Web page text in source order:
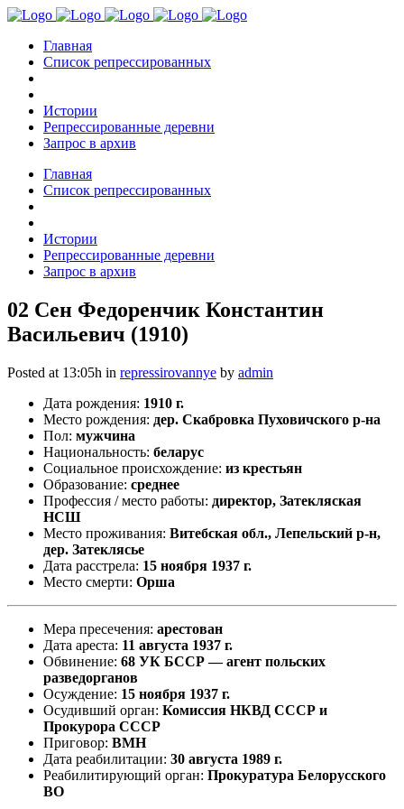
Главная
Список репрессированных
Истории
Репрессированные деревни
Запрос в архив
Главная
Список репрессированных
Истории
Репрессированные деревни
Запрос в архив
02 Сен Федоренчик Константин
Васильевич (1910)
Posted at 13:05h in repressirovannye by admin
Дата рождения: 1910 г.
Место рождения: дер. Скабровка Пуховичского р-на
Пол: мужчина
Национальность: беларус
Социальное происхождение: из крестьян
Образование: среднее
Профессия / место работы: директор, Затекляская
НСШ
Место проживания: Витебская обл., Лепельский р-н,
дер. Затеклясье
Дата расстрела: 15 ноября 1937 г.
Место смерти: Орша
Мера пресечения: арестован
Дата ареста: 11 августа 1937 г.
Обвинение: 68 УК БССР — агент польских
разведорганов
Осуждение: 15 ноября 1937 г.
Осудивший орган: Комиссия НКВД СССР и
Прокурора СССР
Приговор: ВМН
Дата реабилитации: 30 августа 1989 г.
Реабилитирующий орган: Прокуратура Белорусского
ВО